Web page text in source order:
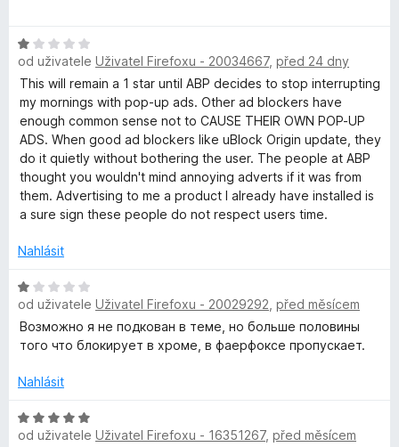
:
1
z
5
o
c
e
n
:
5
z
5
H
o
d
n
o
c
e
n
z
od uživatele Uživatel Firefoxu - 20034667, před 24 dny
This will remain a 1 star until ABP decides to stop interrupting
my mornings with pop-up ads. Other ad blockers have
enough common sense not to CAUSE THEIR OWN POP-UP
ADS. When good ad blockers like uBlock Origin update, they
do it quietly without bothering the user. The people at ABP
thought you wouldn't mind annoying adverts if it was from
them. Advertising to me a product I already have installed is
a sure sign these people do not respect users time.
Nahlásit
H
o
d
n
c
n
í
od uživatele Uživatel Firefoxu - 20029292 před měsícem
Возможно я не подкован в теме, но больше половины
того что блокирует в хроме, в фаерфоксе пропускает.
Nahlásit
H
o
od uživatele Uživatel Firefoxu - 16351267, před měsícem